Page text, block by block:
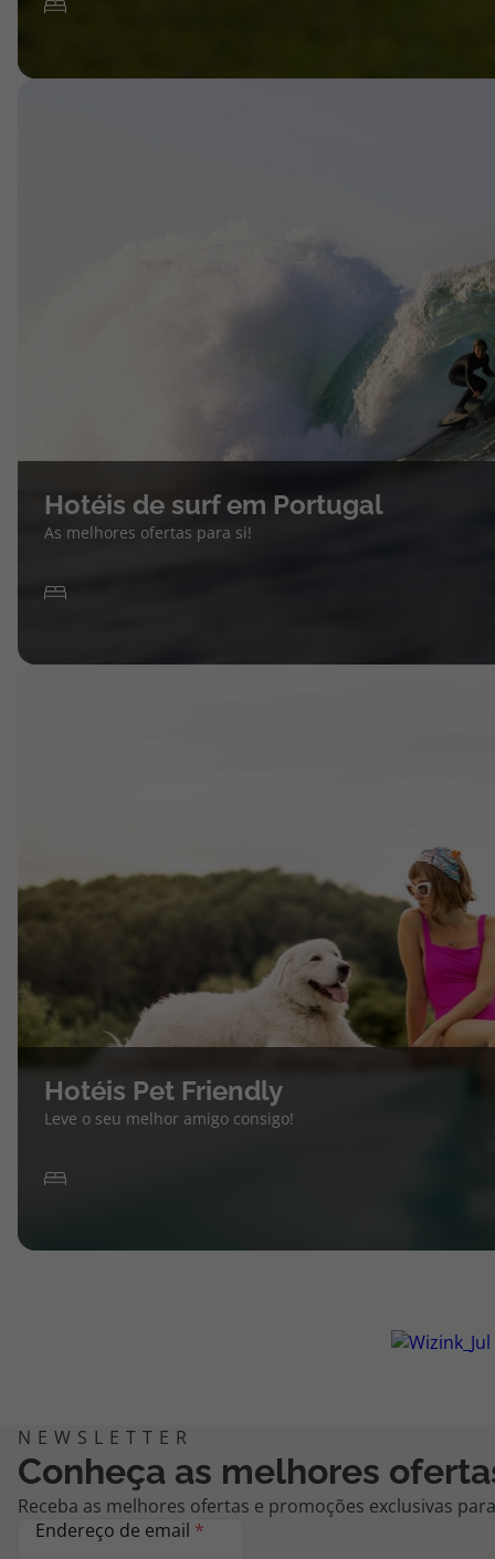
Hotéis de surf em Portugal
As melhores ofertas para si!
Hotéis Pet Friendly
Leve o seu melhor amigo consigo!
Conheça as melhores
Receba as melhores ofertas e promoções exclusivas
Endereço de email *